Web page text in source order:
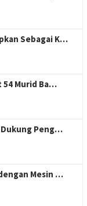
Sebagai K…
54 Murid Ba…
Dukung Peng…
Mesin …